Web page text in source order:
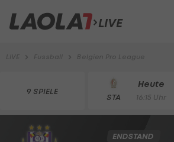
LIVE
LIVE Fussball Belgien Pro League
9 SPIELE
STA
Heute
16:15 Uhr
ENDSTAND